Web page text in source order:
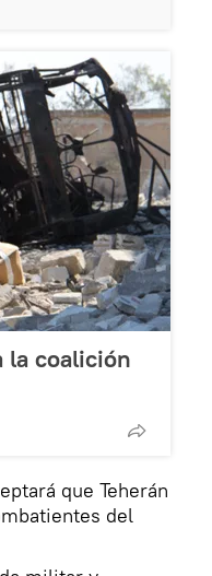
la coalición
que Teherán
del